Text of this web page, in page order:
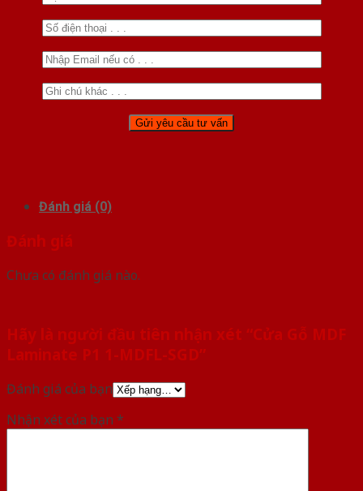
Đánh giá (0)
Đánh giá
Chưa có đánh giá nào.
Hãy là người đầu tiên nhận xét “Cửa Gỗ MDF
Laminate P1 1-MDFL-SGD”
Đánh giá của bạn
Nhận xét của bạn *